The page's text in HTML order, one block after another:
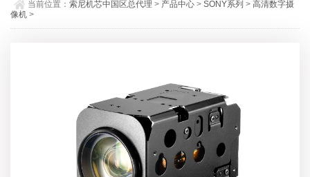
当前位置：索尼机芯中国区总代理 > 产品中心 >SONY系列 >高清数字摄
像机 >